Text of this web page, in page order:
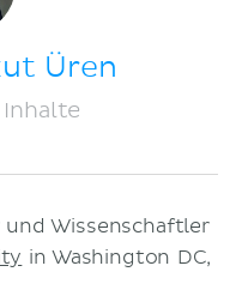
Üren
Wissenschaftler
in Washington DC,